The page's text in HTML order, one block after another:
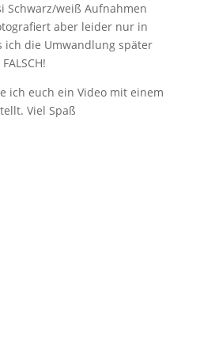
Schwarz/weiß Aufnahmen
aber leider nur in
ich die Umwandlung später
ich euch ein Video mit einem
Viel Spaß